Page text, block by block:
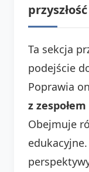
przyszłość
Ta sekcja
podejście
Poprawia
z
Obejmuje